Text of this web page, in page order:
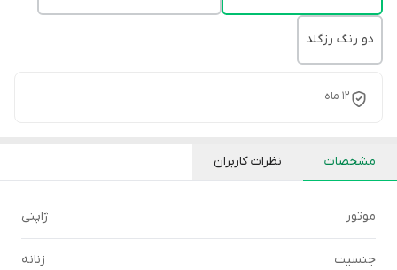
دو رنگ رزگلد
12 ماه
مشخصات نظرات کاربران
موتور ژاپنی
جنسیت زنانه